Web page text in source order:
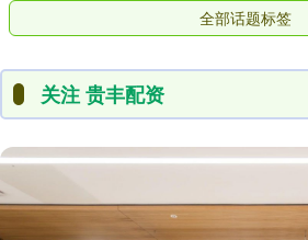
全部话题标签
关注 贵丰配资